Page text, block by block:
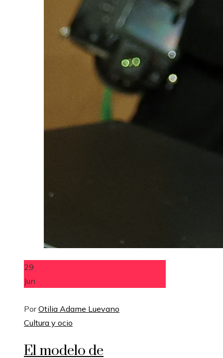
29
Jun
PorOtilia Adame Luevano
Cultura y ocio
El modelo de